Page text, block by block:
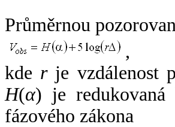
Průměrnou
,
kde rje vzdálenost
H(α) je redukovaná
fázového zákona